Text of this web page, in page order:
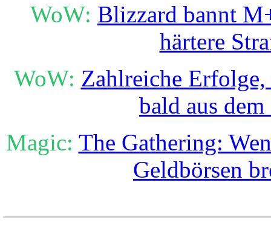
WoW: Blizzard bannt
härtere
WoW: Zahlreiche
bald aus
Magic: The Gathering:
Geldbörsen